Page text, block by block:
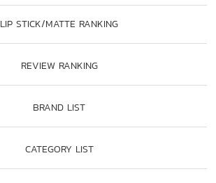
LIP STICK/MATTE RANKING
REVIEW RANKING
BRAND LIST
CATEGORY LIST